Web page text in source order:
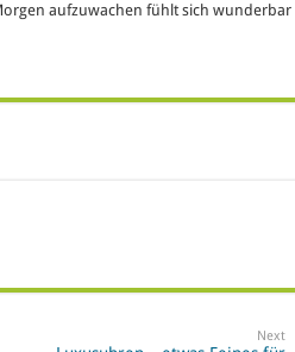
aufzuwachen fühlt sich wunderbar
Next